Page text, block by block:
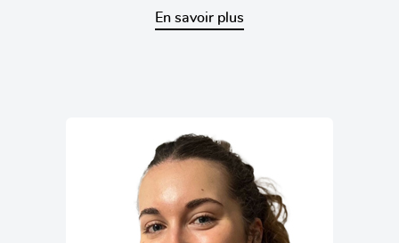
En savoir plus